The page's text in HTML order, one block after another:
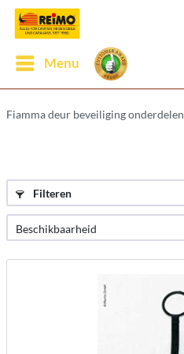
Menu
Fiamma deur beveiliging onderdelen
Filteren